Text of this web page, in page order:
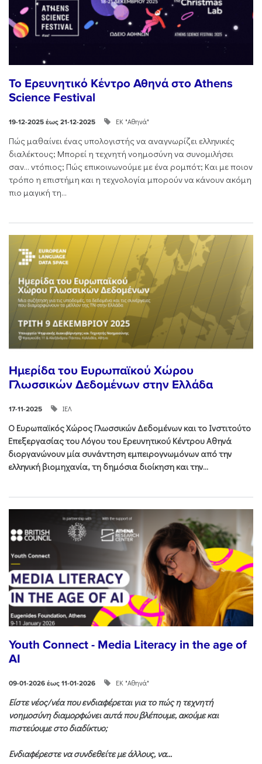
Το Ερευνητικό Κέντρο Αθηνά στο Athens
Science Festival
19-12-2025 έως 21-12-2025 ΕΚ "Αθηνά"
Πώς μαθαίνει ένας υπολογιστής να αναγνωρίζει ελληνικές
διαλέκτους; Μπορεί η τεχνητή νοημοσύνη να συνομιλήσει
σαν… ντόπιος; Πώς επικοινωνούμε με ένα ρομπότ; Και με ποιον
τρόπο η επιστήμη και η τεχνολογία μπορούν να κάνουν ακόμη
πιο μαγική τη...
Ημερίδα του Ευρωπαϊκού Χώρου
Γλωσσικών Δεδομένων στην Ελλάδα
17-11-2025 ΙΕΛ
Ο Ευρωπαϊκός Χώρος Γλωσσικών Δεδομένων και το Ινστιτούτο
Επεξεργασίας του Λόγου του Ερευνητικού Κέντρου Αθηνά
διοργανώνουν μία συνάντηση εμπειρογνωμόνων από την
ελληνική βιομηχανία, τη δημόσια διοίκηση και την...
Youth Connect - Media Literacy in the age of
AI
09-01-2026 έως 11-01-2026 ΕΚ "Αθηνά"
Είστε νέος/νέα που ενδιαφέρεται για το πώς η τεχνητή
νοημοσύνη διαμορφώνει αυτά που βλέπουμε, ακούμε και
πιστεύουμε στο διαδίκτυο;
Ενδιαφέρεστε να συνδεθείτε με άλλους, να...